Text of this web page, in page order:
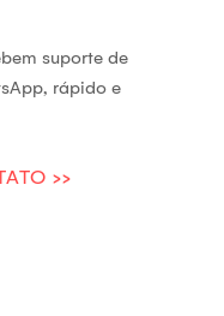
suporte de
rápido e
>>